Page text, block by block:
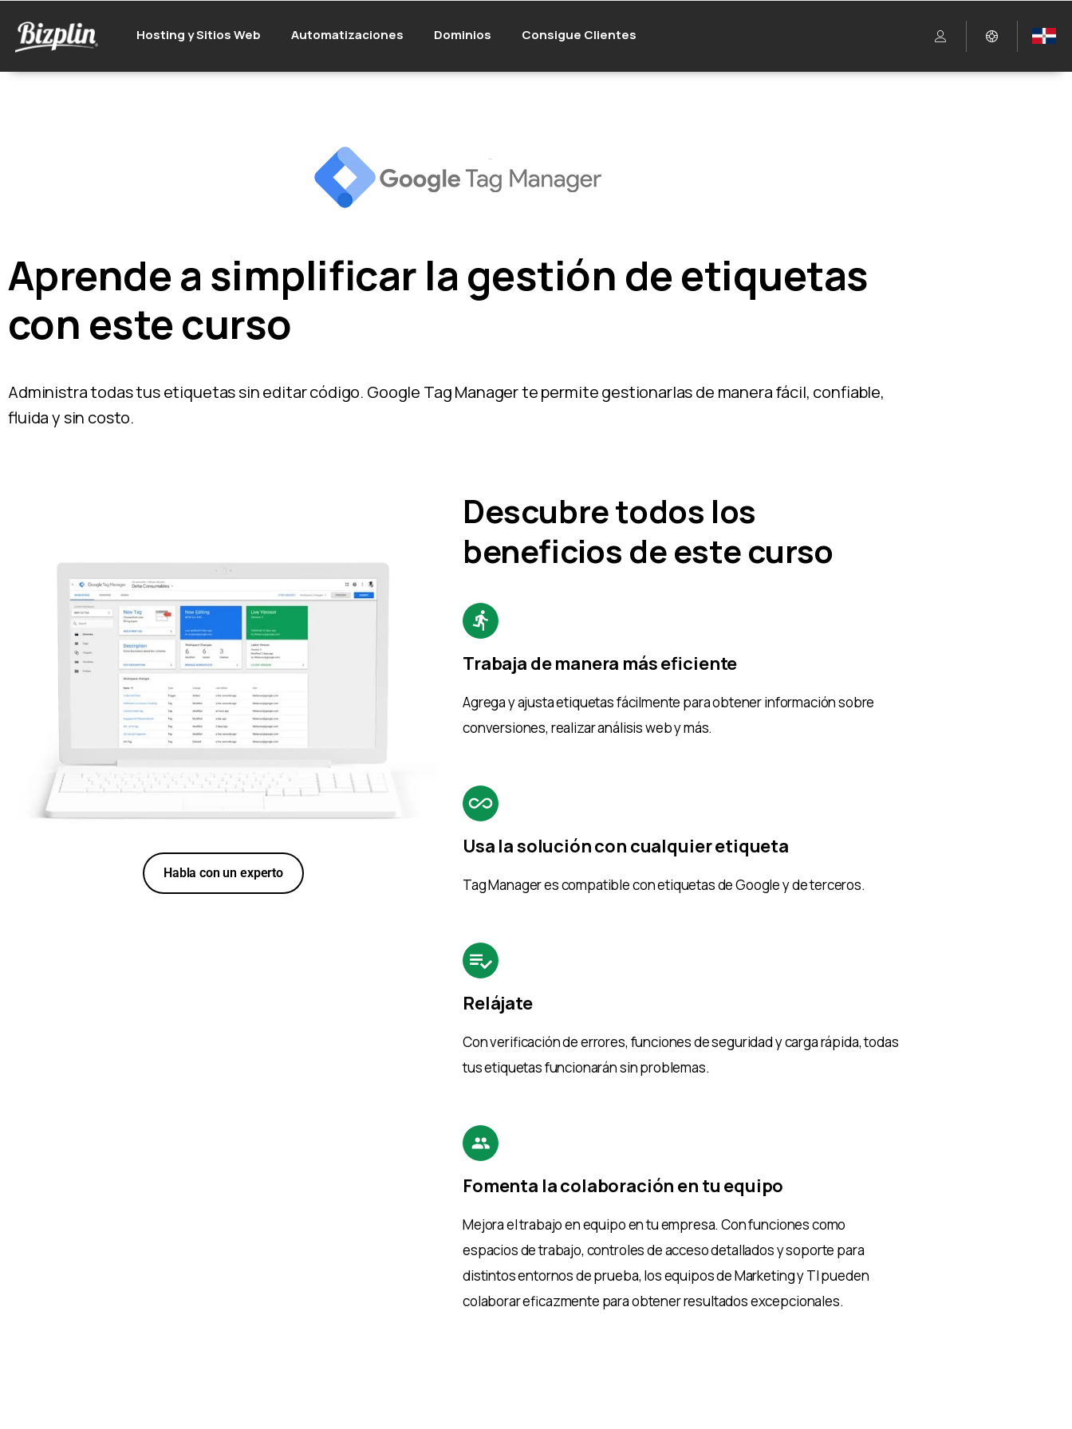
Hosting y Sitios Web Automatizaciones Dominios Consigue Clientes
Aprende a simplificar la gestión de etiquetas
con este curso
Administra todas tus etiquetas sin editar código. Google Tag Manager te permite gestionarlas de manera fácil, confiable,
fluida y sin costo.
Habla con un experto
Descubre todos los
beneficios de este curso
Trabaja de manera más eficiente
Agrega y ajusta etiquetas fácilmente para obtener información sobre
conversiones, realizar análisis web y más.
Usa la solución con cualquier etiqueta
Tag Manager es compatible con etiquetas de Google y de terceros.
Relájate
Con verificación de errores, funciones de seguridad y carga rápida, todas
tus etiquetas funcionarán sin problemas.
Fomenta la colaboración en tu equipo
Mejora el trabajo en equipo en tu empresa. Con funciones como
espacios de trabajo, controles de acceso detallados y soporte para
distintos entornos de prueba, los equipos de Marketing y TI pueden
colaborar eficazmente para obtener resultados excepcionales.